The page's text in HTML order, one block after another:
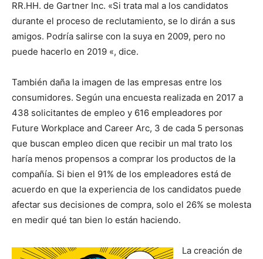
RR.HH. de Gartner Inc. «Si trata mal a los candidatos
durante el proceso de reclutamiento, se lo dirán a sus
amigos. Podría salirse con la suya en 2009, pero no
puede hacerlo en 2019 «, dice.
También daña la imagen de las empresas entre los
consumidores. Según una encuesta realizada en 2017 a
438 solicitantes de empleo y 616 empleadores por
Future Workplace and Career Arc, 3 de cada 5 personas
que buscan empleo dicen que recibir un mal trato los
haría menos propensos a comprar los productos de la
compañía. Si bien el 91% de los empleadores está de
acuerdo en que la experiencia de los candidatos puede
afectar sus decisiones de compra, solo el 26% se molesta
en medir qué tan bien lo están haciendo.
La creación de